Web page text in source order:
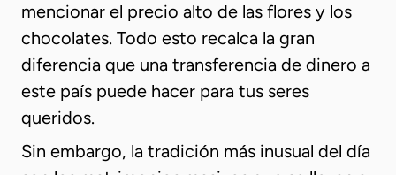
mencionar el precio alto de las flores y los
chocolates. Todo esto recalca la gran
diferencia que una transferencia de dinero a
este país puede hacer para tus seres
queridos.
Sin embargo, la tradición más inusual del día